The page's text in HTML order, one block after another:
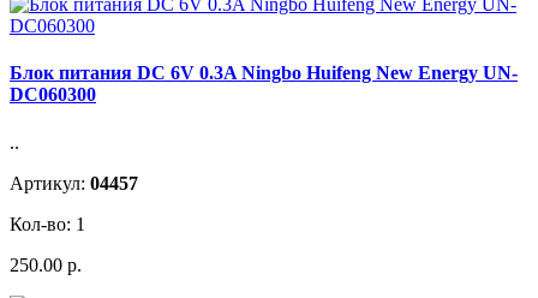
Блок питания DC 6V 0.3A Ningbo Huifeng New Energy UN-
DC060300
..
Артикул: 04457
Кол-во: 1
250.00 р.